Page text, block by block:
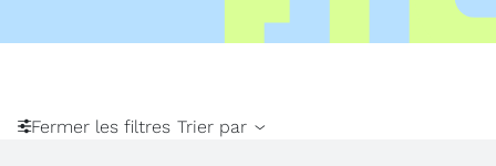
Fermer les filtres Trier par